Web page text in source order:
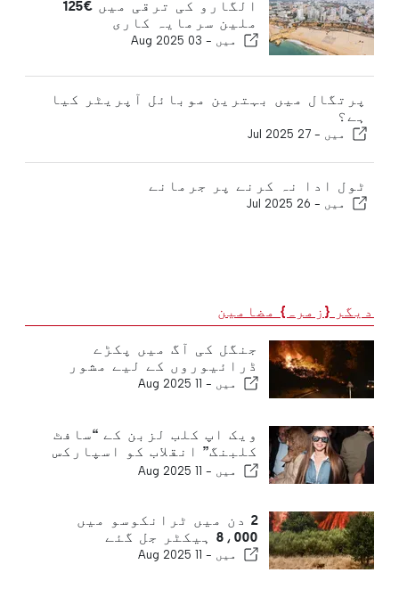
الگارو کی ترقی میں €125
ملین سرمایہ کاری
میں - 03 Aug 2025
پرتگال میں بہترین موبائل آپریٹر کیا
ہے؟
میں - 27 Jul 2025
ٹول ادا نہ کرنے پر جرمانے
میں - 26 Jul 2025
دیگر {زمرہ} مضامین
جنگل کی آگ میں پکڑے
ڈرائیوروں کے لیے مشور
میں - 11 Aug 2025
ویک اپ کلب لزبن کے “سافٹ
کلبنگ” انقلاب کو اسپارکس
کرتا ہے
میں - 11 Aug 2025
2 دن میں ٹرانکوسو میں
8،000 ہیکٹر جل گئے
میں - 11 Aug 2025